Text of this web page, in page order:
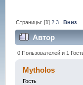
Страницы: [1]2 3 Вниз
Автор
0 Пользователей и 1
Mytholos
Гость